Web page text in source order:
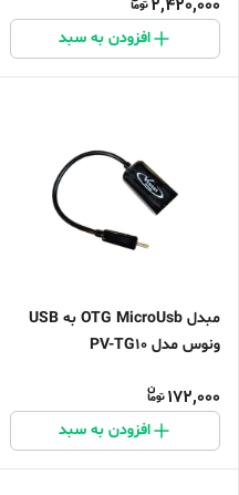
2,420,000
افزودن به سبد
مبدل OTG MicroUsb به USB
ونوس مدل PV-TG10
172,000
افزودن به سبد